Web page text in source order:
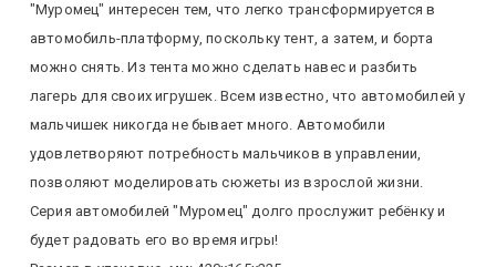
"Муромец" интересен тем, что легко трансформируется в
автомобиль-платформу, поскольку тент, а затем, и борта
можно снять. Из тента можно сделать навес и разбить
лагерь для своих игрушек. Всем известно, что автомобилей у
мальчишек никогда не бывает много. Автомобили
удовлетворяют потребность мальчиков в управлении,
позволяют моделировать сюжеты из взрослой жизни.
Серия автомобилей "Муромец" долго прослужит ребёнку и
будет радовать его во время игры!